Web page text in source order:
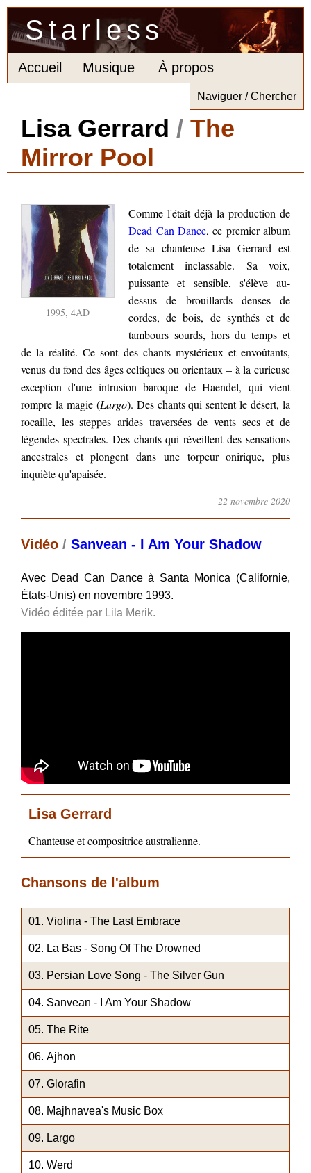
Starless
Accueil Musique À propos
Naviguer / Chercher
Lisa Gerrard / The
Mirror Pool
1995, 4AD
Comme l'était déjà la production de
Dead Can Dance, ce premier album
de sa chanteuse Lisa Gerrard est
totalement inclassable. Sa voix,
puissante et sensible, s'élève au-
dessus de brouillards denses de
cordes, de bois, de synthés et de
tambours sourds, hors du temps et
de la réalité. Ce sont des chants mystérieux et envoûtants,
venus du fond des âges celtiques ou orientaux – à la curieuse
exception d'une intrusion baroque de Haendel, qui vient
rompre la magie (Largo). Des chants qui sentent le désert, la
rocaille, les steppes arides traversées de vents secs et de
légendes spectrales. Des chants qui réveillent des sensations
ancestrales et plongent dans une torpeur onirique, plus
inquiète qu'apaisée.
22 novembre 2020
Vidéo / Sanvean - I Am Your Shadow
Avec Dead Can Dance à Santa Monica (Californie,
États-Unis) en novembre 1993.
Vidéo éditée par Lila Merik.
Lisa Gerrard
Chanteuse et compositrice australienne.
Chansons de l'album
Violina - The Last Embrace
La Bas - Song Of The Drowned
Persian Love Song - The Silver Gun
Sanvean - I Am Your Shadow
The Rite
Ajhon
Glorafin
Majhnavea's Music Box
Largo
Werd